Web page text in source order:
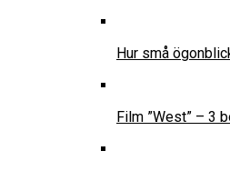
Hur små
Film ”West” – 3